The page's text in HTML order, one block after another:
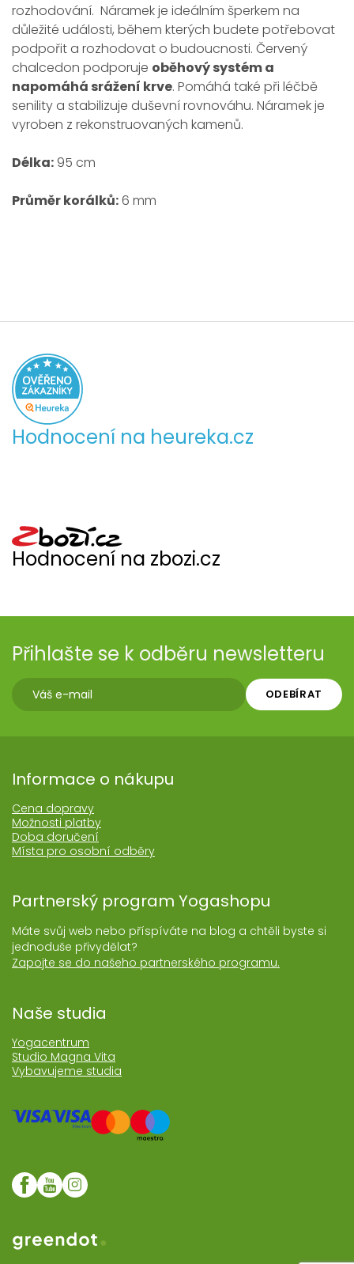
rozhodování. Náramek je ideálním šperkem na
důležité události, během kterých budete potřebovat
podpořit a rozhodovat o budoucnosti. Červený
chalcedon podporuje oběhový systém a
napomáhá srážení krve. Pomáhá také při léčbě
senility a stabilizuje duševní rovnováhu. Náramek je
vyroben z rekonstruovaných kamenů.
Délka: 95 cm
Průměr korálků:6 mm
Hodnocení na heureka.cz
Hodnocení na zbozi.cz
Přihlašte se k odběru newsletteru
ODEBÍRAT
Informace o nákupu
Cena dopravy
Možnosti platby
Doba doručení
Místa pro osobní odběry
Partnerský program Yogashopu
Máte svůj web nebo příspíváte na blog a chtěli byste si
jednoduše přivydělat?
Zapojte se do našeho partnerského programu.
Naše studia
Yogacentrum
Studio Magna Vita
Vybavujeme studia
Web realozoval Greendot